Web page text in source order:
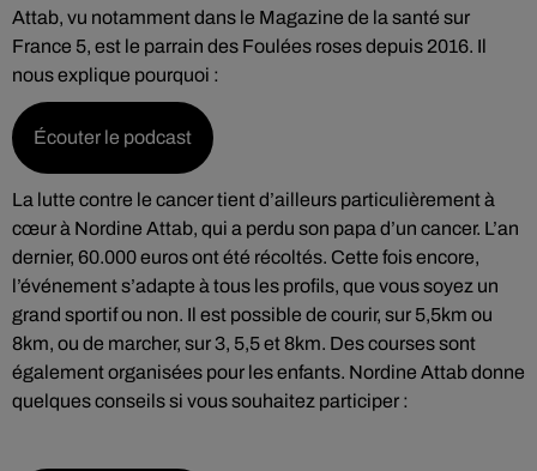
Attab, vu notamment dans le Magazine de la santé sur
France 5, est le parrain des Foulées roses depuis 2016. Il
nous explique pourquoi :
Écouter le podcast
La lutte contre le cancer tient d’ailleurs particulièrement à
cœur à Nordine Attab, qui a perdu son papa d’un cancer. L’an
dernier, 60.000 euros ont été récoltés. Cette fois encore,
l’événement s’adapte à tous les profils, que vous soyez un
grand sportif ou non. Il est possible de courir, sur 5,5km ou
8km, ou de marcher, sur 3, 5,5 et 8km. Des courses sont
également organisées pour les enfants. Nordine Attab donne
quelques conseils si vous souhaitez participer :